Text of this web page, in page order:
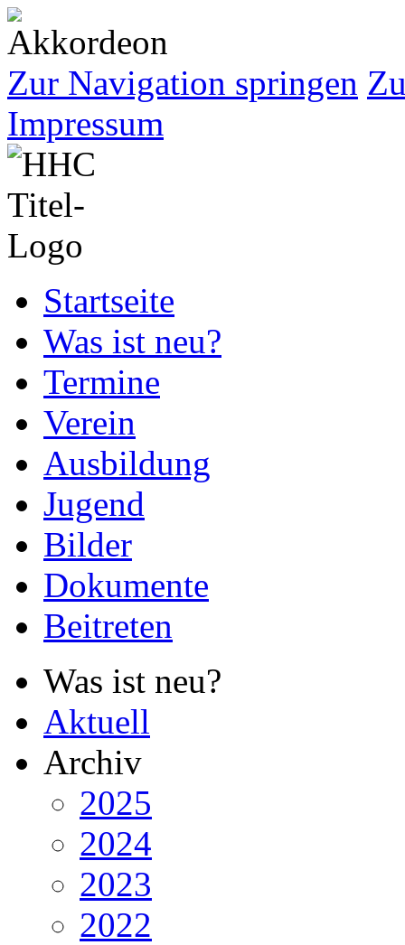
Zur Navigation springen
Impressum
Startseite
Was ist neu?
Termine
Verein
Ausbildung
Jugend
Bilder
Dokumente
Beitreten
Was ist neu?
Aktuell
Archiv
2025
2024
2023
2022